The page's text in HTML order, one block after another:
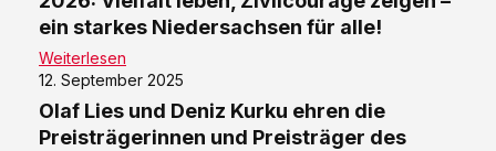
ein starkes Niedersachsen für alle!
Weiterlesen
12. September 2025
Olaf Lies und Deniz Kurku ehren die
Preisträgerinnen und Preisträger des